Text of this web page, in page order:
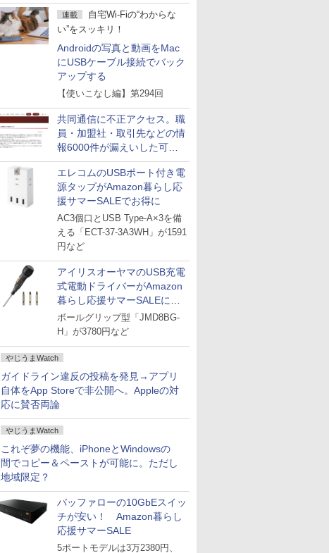
連載
自宅Wi-Fiの“わからな
い”をスッキリ！
Androidの写真と動画をMac
にUSBケーブル接続でバック
アップする
【使いこなし編】第294回
共同通信に不正アクセス。職
員・加盟社・取引先などの情
報6000件が漏えいした可能
性
エレコムのUSBポート付き電
源タップがAmazon暮らし応
援サマーSALEでお得に
AC3個口とUSB Type-A×3を備
える「ECT-37-3A3WH」が1591
円など
アイリスオーヤマのUSB充電
式電動ドライバーがAmazon
暮らし応援サマーSALEに登
場
ボールグリップ型「JMD8BG-
H」が3780円など
やじうまWatch
ガイドライン違反の投稿を発見→アプリ
自体をApp Storeで非公開へ。Appleの対
応に賛否両論
やじうまWatch
これぞ夢の機能、iPhoneとWindowsの
間でコピー＆ペーストが可能に。ただし
地域限定？
バッファローの10GbEスイッ
チが安い！ Amazon暮らし
応援サマーSALE
5ポートモデルは3万2380円、